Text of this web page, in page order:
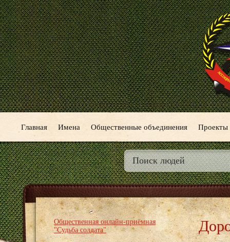
Главная Имена Общественные объединения Проекты
Общественная онлайн-приёмная
"Судьба солдата"